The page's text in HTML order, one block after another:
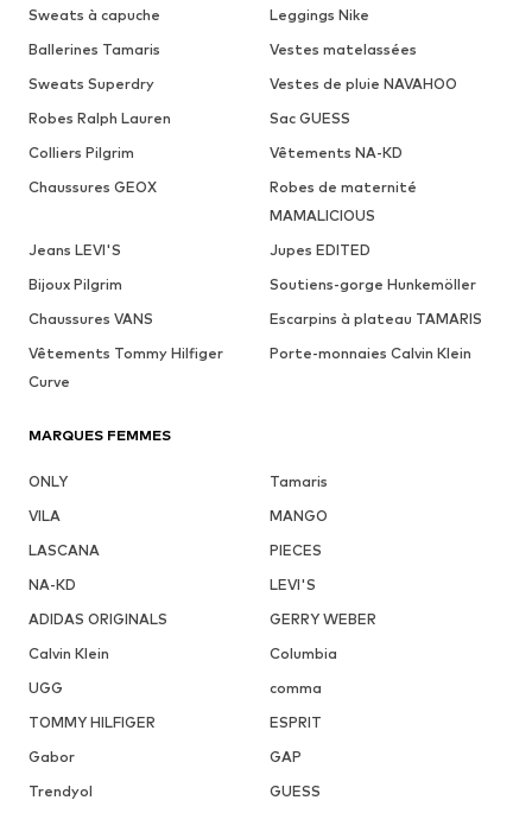
Sweats à capuche
Leggings Nike
Ballerines Tamaris
Vestes matelassées
Sweats Superdry
Vestes de pluie NAVAHOO
Robes Ralph Lauren
Sac GUESS
Colliers Pilgrim
Vêtements NA-KD
Chaussures GEOX
Robes de maternité
MAMALICIOUS
Jeans LEVI'S
Jupes EDITED
Bijoux Pilgrim
Soutiens-gorge Hunkemöller
Chaussures VANS
Escarpins à plateau TAMARIS
Vêtements Tommy Hilfiger
Curve
Porte-monnaies Calvin Klein
MARQUES FEMMES
ONLY
Tamaris
VILA
MANGO
LASCANA
PIECES
NA-KD
LEVI'S
ADIDAS ORIGINALS
GERRY WEBER
Calvin Klein
Columbia
UGG
comma
TOMMY HILFIGER
ESPRIT
Gabor
GAP
Trendyol
GUESS